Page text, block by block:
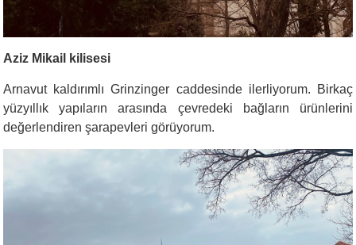
Aziz Mikail kilisesi
Arnavut kaldırımlı Grinzinger caddesinde ilerliyorum. Birkaç
yüzyıllık yapıların arasında çevredeki bağların ürünlerini
değerlendiren şarapevleri görüyorum.